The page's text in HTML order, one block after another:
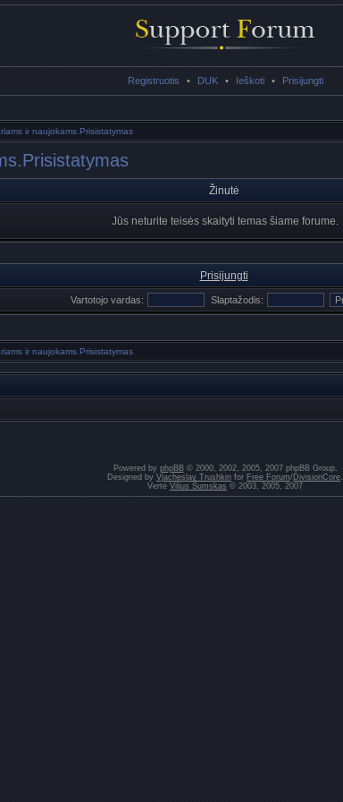
Registruotis • DUK • Ieškoti • Prisijungti
ir naujokams.Prisistatymas
Žinutė
Jūs neturite teisės skaityti temas šiame forume.
Prisijungti
Vartotojo vardas: Slaptažodis:
ir naujokams.Prisistatymas
Powered by phpBB© 2000, 2002, 2005, 2007 phpBB Group.
Designed by Vjacheslav Trushkin for Free Forum/DivisionCore.
Vertė Vilius Šumskas © 2003, 2005, 2007